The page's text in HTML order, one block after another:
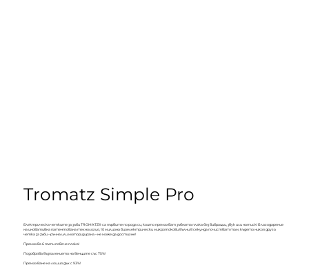
Tromatz Simple Pro
Електрическа четките за зъби TROMATZ® са първите по рода си, които премахват зъбната плака без вибрации, звук или натиск! Благодарение
на иновативна патентована технология, 10 милиона биоелектрически микротокови вълни в секунда почистват там, където никоя друга
четка за зъби – ръчна или моторизирана – не може да достигне!
Премахва 6 пъти повече плака!
Подобрява възпалението на венците със 75%!
Премахване на лошия дъх с 93%!